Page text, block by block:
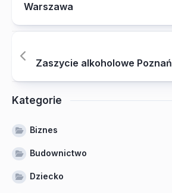
Warszawa
Zaszycie alkoholowe Poznań
Kategorie
Biznes
Budownictwo
Dziecko